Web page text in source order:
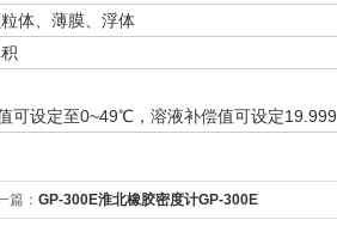
体、薄膜、浮体
可设定至0~49℃，溶液补偿值可设定19.999
篇： GP-300E淮北橡胶密度计GP-300E